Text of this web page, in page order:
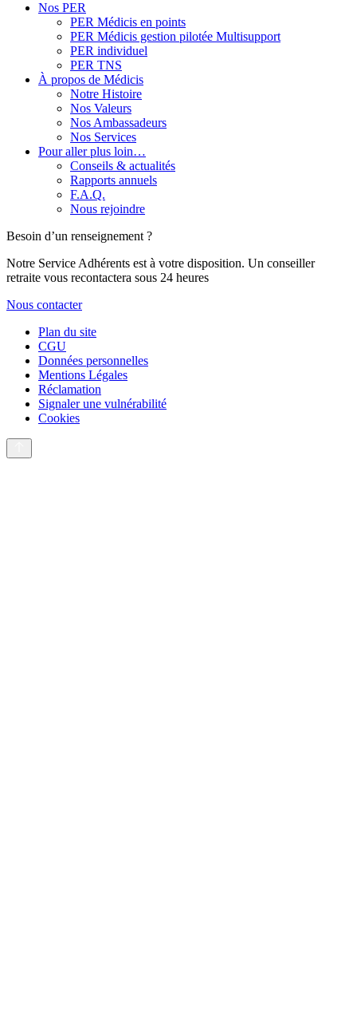
Nos PER
PER Médicis en points
PER Médicis gestion pilotée Multisupport
PER individuel
PER TNS
À propos de Médicis
Notre Histoire
Nos Valeurs
Nos Ambassadeurs
Nos Services
Pour aller plus loin…
Conseils & actualités
Rapports annuels
F.A.Q.
Nous rejoindre
Besoin d’un renseignement ?
Notre Service Adhérents est à votre disposition. Un conseiller
retraite vous recontactera sous 24 heures
Nous contacter
Plan du site
CGU
Données personnelles
Mentions Légales
Réclamation
Signaler une vulnérabilité
Cookies